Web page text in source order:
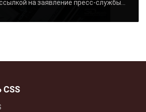
на заявление пресс-службы...